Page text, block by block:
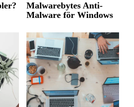
Malwarebytes Anti-
Malware för Windows